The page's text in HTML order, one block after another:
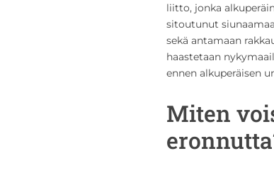
liitto, jonka
sitoutunut
sekä antamaan
haastetaan
ennen alkuperäisen
Miten